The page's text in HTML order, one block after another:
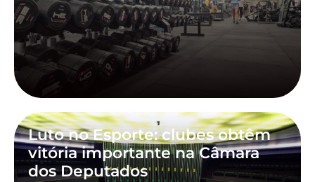
Luto no Esporte: clubes obtêm
vitória importante na Câmara
dos Deputados